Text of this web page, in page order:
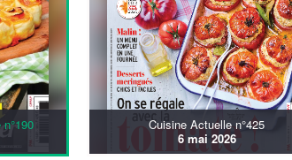
Cuisine Actuelle n°425
6 mai 2026